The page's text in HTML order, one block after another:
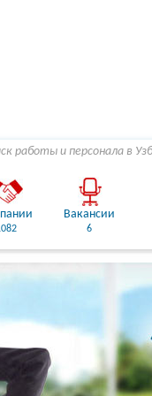
работы и персонала в
Вакансии
6